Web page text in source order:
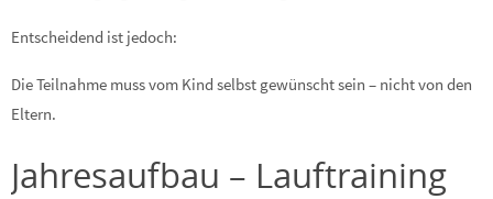
Entscheidend ist jedoch:
Die Teilnahme muss vom Kind selbst gewünscht sein – nicht von den
Eltern.
Jahresaufbau – Lauftraining